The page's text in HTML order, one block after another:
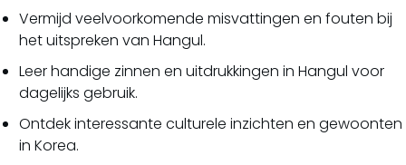
Vermijd veelvoorkomende misvattingen en fouten bij
het uitspreken van Hangul.
Leer handige zinnen en uitdrukkingen in Hangul voor
dagelijks gebruik.
Ontdek interessante culturele inzichten en gewoonten
in Korea.